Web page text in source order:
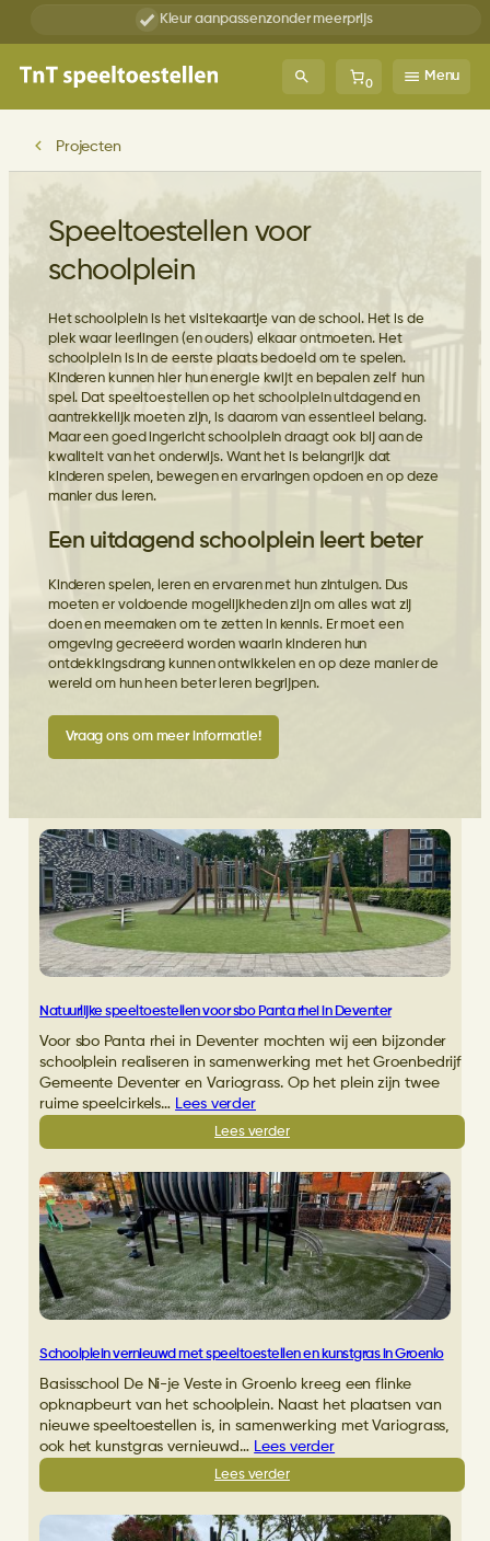
inhoud
Ontwerpje eigen speeltoestel
0
Menu
Projecten
Speeltoestellen voor
schoolplein
Het schoolplein is het visitekaartje van de school. Het is de
plek waar leerlingen (en ouders) elkaar ontmoeten. Het
schoolplein is in de eerste plaats bedoeld om te spelen.
Kinderen kunnen hier hun energie kwijt en bepalen zelf hun
spel. Dat speeltoestellen op het schoolplein uitdagend en
aantrekkelijk moeten zijn, is daarom van essentieel belang.
Maar een goed ingericht schoolplein draagt ook bij aan de
kwaliteit van het onderwijs. Want het is belangrijk dat
kinderen spelen, bewegen en ervaringen opdoen en op deze
manier dus leren.
Een uitdagend schoolplein leert beter
Kinderen spelen, leren en ervaren met hun zintuigen. Dus
moeten er voldoende mogelijkheden zijn om alles wat zij
doen en meemaken om te zetten in kennis. Er moet een
omgeving gecreëerd worden waarin kinderen hun
ontdekkingsdrang kunnen ontwikkelen en op deze manier de
wereld om hun heen beter leren begrijpen.
Vraag ons om meer informatie!
Natuurlijke speeltoestellen voor sbo Panta rhei in Deventer
Voor sbo Panta rhei in Deventer mochten wij een bijzonder
schoolplein realiseren in samenwerking met het Groenbedrijf
Gemeente Deventer en Variograss. Op het plein zijn twee
ruime speelcirkels… Lees verder
Lees verder:
Natuurlijke
speeltoestellen
voor
sbo
Panta
rhei
in
Deventer
Schoolplein vernieuwd met speeltoestellen en kunstgras in Groenlo
Basisschool De Ni-je Veste in Groenlo kreeg een flinke
opknapbeurt van het schoolplein. Naast het plaatsen van
nieuwe speeltoestellen is, in samenwerking met Variograss,
ook het kunstgras vernieuwd… Lees verder
Lees verder:
Schoolplein
vernieuwd
met